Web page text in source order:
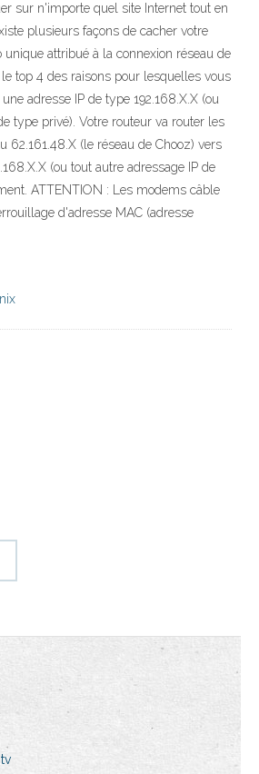
sur n'importe quel site Internet tout en
plusieurs façons de cacher votre
unique attribué à la connexion réseau de
top 4 des raisons pour lesquelles vous
adresse IP de type 192.168.X.X (ou
type privé). Votre routeur va router les
62.161.48.X (le réseau de Chooz) vers
(ou tout autre adressage IP de
ATTENTION : Les modems câble
d'adresse MAC (adresse